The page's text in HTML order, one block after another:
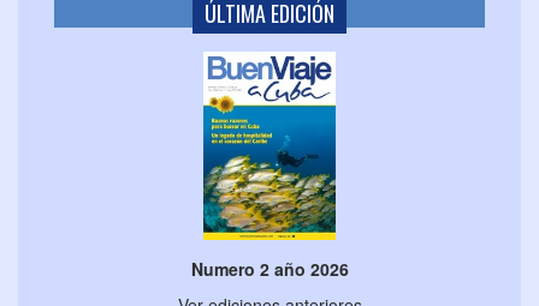
ÚLTIMA EDICIÓN
Numero 2 año 2026